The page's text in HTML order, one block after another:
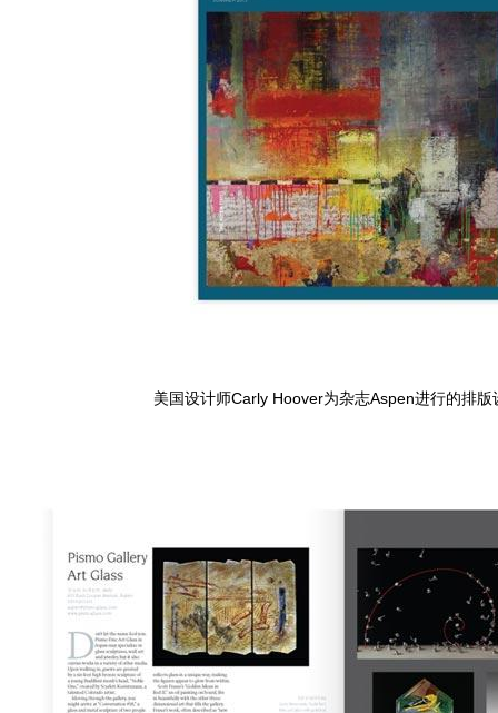
美国设计师Carly Hoover为杂志Aspen进行的排版